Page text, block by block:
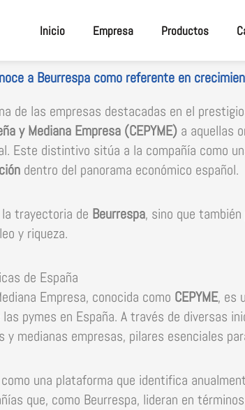
Inicio Empresa Productos
a Beurrespa como referente en
de las empresas destacadas en el
y Mediana Empresa (CEPYME) a aquellas
Este distintivo sitúa a la compañía como
dentro del panorama económico español.
trayectoria de Beurrespa, sino que
y riqueza.
de España
Empresa, conocida como CEPYME, es
pymes en España. A través de diversas
medianas empresas, pilares esenciales
una plataforma que identifica
que, como Beurrespa, lideran en